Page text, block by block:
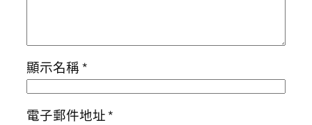
顯示名稱*
電子郵件地址*